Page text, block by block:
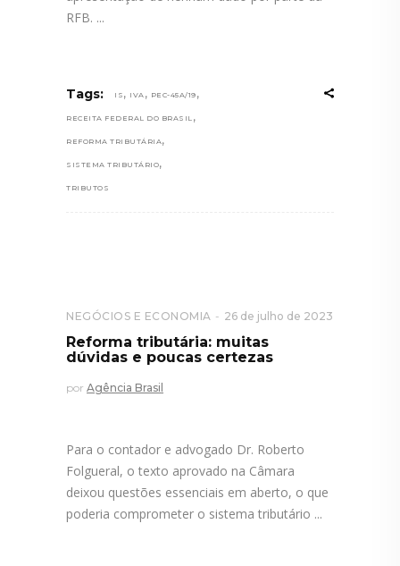
RFB.
Tags: IS , IVA , PEC-45A/19 ,
RECEITA FEDERAL DO BRASIL ,
REFORMA TRIBUTÁRIA ,
SISTEMA TRIBUTÁRIO,
TRIBUTOS
NEGÓCIOS E ECONOMIA 26 de julho de 2023
Reforma tributária: muitas
dúvidas e poucas certezas
por Agência Brasil
Para o contador e advogado Dr. Roberto
Folgueral, o texto aprovado na Câmara
deixou questões essenciais em aberto, o que
poderia comprometer o sistema tributário